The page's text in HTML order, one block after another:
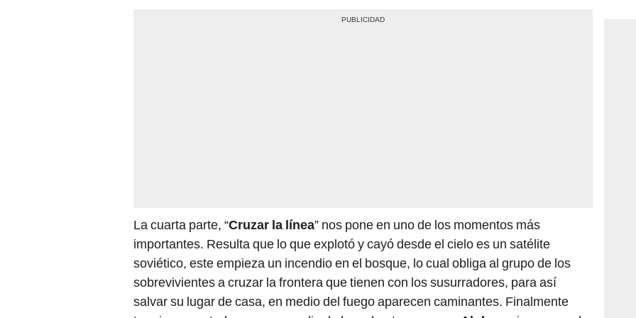
La cuarta parte, “Cruzar la línea” nos pone en uno de los momentos más
importantes. Resulta que lo que explotó y cayó desde el cielo es un satélite
soviético, este empieza un incendio en el bosque, lo cual obliga al grupo de los
sobrevivientes a cruzar la frontera que tienen con los susurradores, para así
salvar su lugar de casa, en medio del fuego aparecen caminantes. Finalmente